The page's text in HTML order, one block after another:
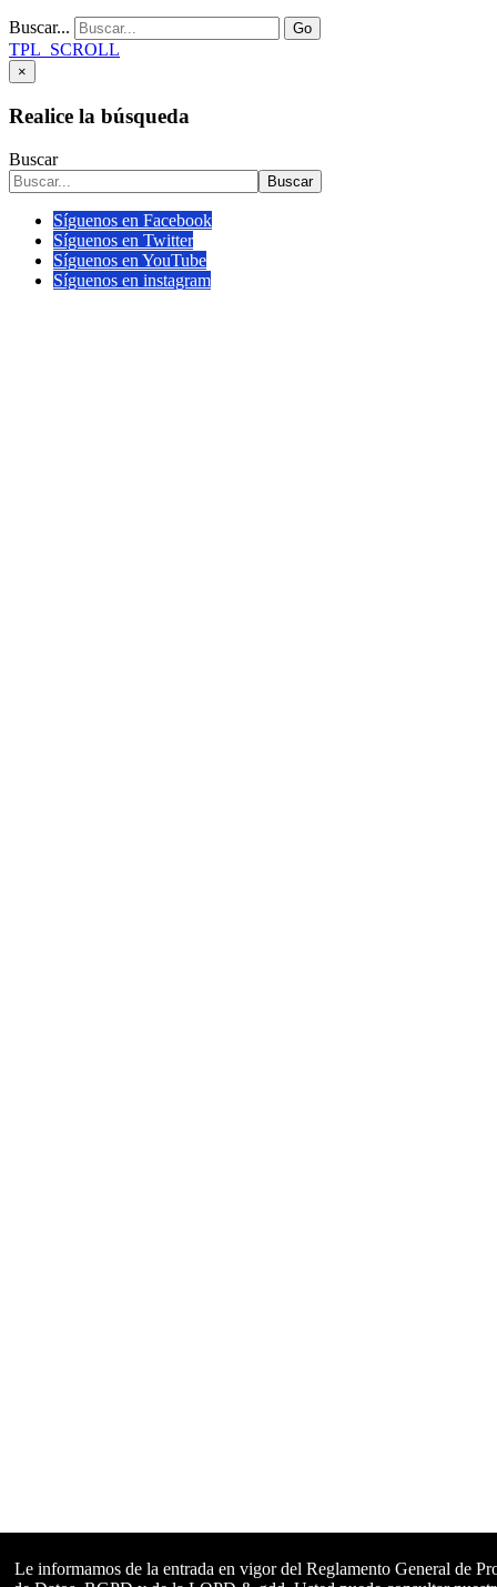
Buscar... Go
TPL_SCROLL
×
Realice la búsqueda
Buscar
Buscar
Síguenos en Facebook
Síguenos en Twitter
Síguenos en YouTube
Síguenos en instagram
Le informamos de la entrada en vigor del Reglamento General de